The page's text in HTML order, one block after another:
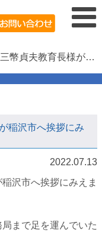
様が稲沢市へ挨拶にみえました。⁡
稲沢市へ挨拶にみ
2022.07.13
沢市へ挨拶にみえま
まで足を運んでいた